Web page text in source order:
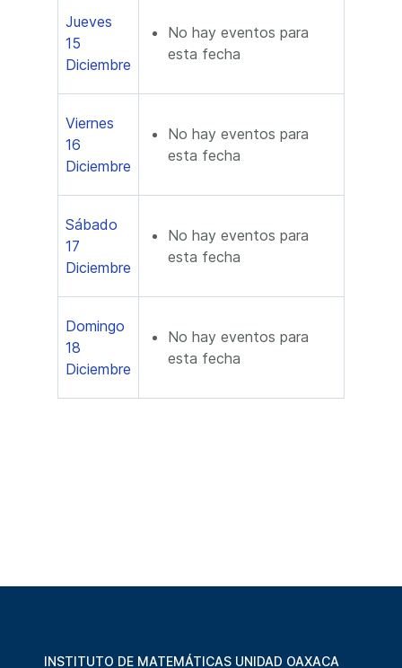
Jueves
15
Diciembre
No hay eventos para
esta fecha
Viernes
16
Diciembre
No hay eventos para
esta fecha
Sábado
17
Diciembre
No hay eventos para
esta fecha
Domingo
18
Diciembre
No hay eventos para
esta fecha
INSTITUTO DE MATEMÁTICAS UNIDAD OAXACA